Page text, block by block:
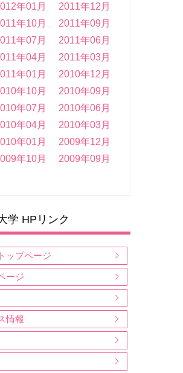
年01月
2011年12月
年10月
2011年09月
年07月
2011年06月
年04月
2011年03月
年01月
2010年12月
年10月
2010年09月
年07月
2010年06月
年04月
2010年03月
年01月
2009年12月
年10月
2009年09月
学 HPリンク
ップページ
ージ
情報